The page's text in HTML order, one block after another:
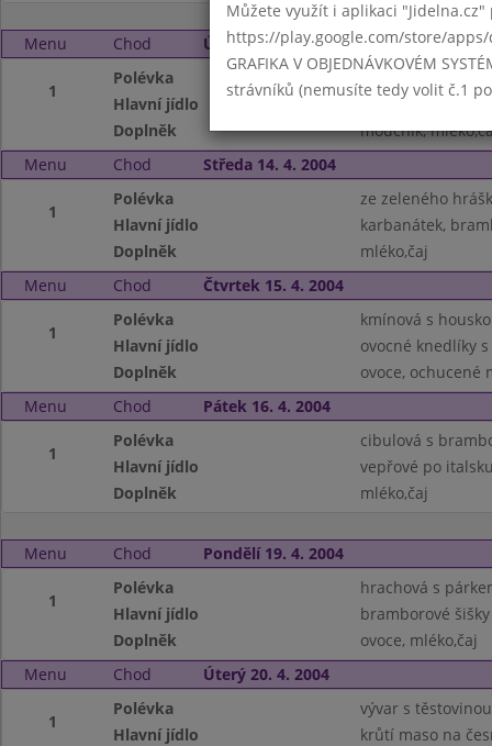
Menu Chod Úterý 13. 4. 2004
1
Polévka
Hlavní jídlo
fazole na kyselo,
Doplněk
moučník,
Menu
Chod Středa 14. 4. 2004
1
Polévka
ze zeleného
Hlavní jídlo
karbanátek,
Doplněk
mléko,čaj
Menu
Chod Čtvrtek 15. 4. 2004
1
Polévka
kmínová s
Hlavní jídlo
ovocné knedlíky
Doplněk
ovoce, ochucené
Menu
Chod Pátek 16. 4. 2004
1
Polévka
cibulová s
Hlavní jídlo
vepřové po
Doplněk
mléko,čaj
Menu Chod Pondělí 19. 4. 2004
1
Polévka
hrachová s
Hlavní jídlo
bramborové
Doplněk
ovoce, mléko,čaj
Menu
Chod Úterý 20. 4. 2004
1
Polévka
vývar s těstovinou
Hlavní jídlo
krůtí maso na
Můžete využít i aplikaci
https://play.google.com/store/
GRAFIKA V OBJEDNÁVKOVÉM
strávníků (nemusíte tedy volit č.1